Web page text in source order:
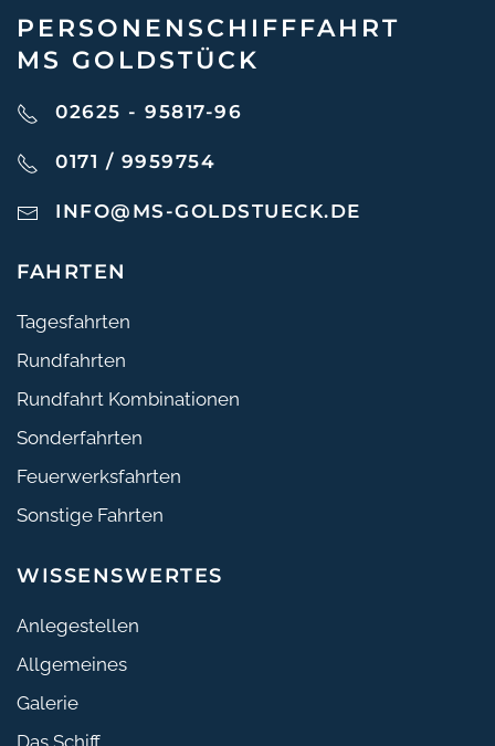
PERSONEN­SCHIFF­FAHRT
MS GOLDSTÜCK
02625 - 95817-96
0171 / 9959754
INFO@MS-GOLDSTUECK.DE
FAHRTEN
Tagesfahrten
Rundfahrten
Rundfahrt Kombinationen
Sonderfahrten
Feuerwerksfahrten
Sonstige Fahrten
WISSENSWERTES
Anlegestellen
Allgemeines
Galerie
Das Schiff